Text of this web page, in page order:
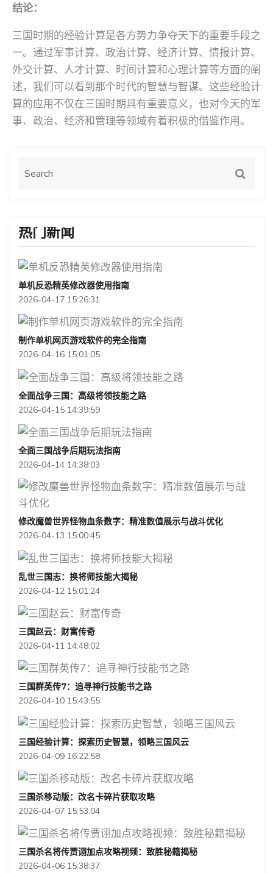
结论：
三国时期的经验计算是各方势力争夺天下的重要手段之
一。通过军事计算、政治计算、经济计算、情报计算、
外交计算、人才计算、时间计算和心理计算等方面的阐
述，我们可以看到那个时代的智慧与智谋。这些经验计
算的应用不仅在三国时期具有重要意义，也对今天的军
事、政治、经济和管理等领域有着积极的借鉴作用。
热门新闻
单机反恐精英修改器使用指南
2026-04-17 15:26:31
制作单机网页游戏软件的完全指南
2026-04-16 15:01:05
全面战争三国：高级将领技能之路
2026-04-15 14:39:59
全面三国战争后期玩法指南
2026-04-14 14:38:03
修改魔兽世界怪物血条数字：精准数值展示与战斗优化
2026-04-13 15:00:45
乱世三国志：换将师技能大揭秘
2026-04-12 15:01:24
三国赵云：财富传奇
2026-04-11 14:48:02
三国群英传7：追寻神行技能书之路
2026-04-10 15:43:55
三国经验计算：探索历史智慧，领略三国风云
2026-04-09 16:22:58
三国杀移动版：改名卡碎片获取攻略
2026-04-07 15:53:04
三国杀名将传贾诩加点攻略视频：致胜秘籍揭秘
2026-04-06 15:38:37